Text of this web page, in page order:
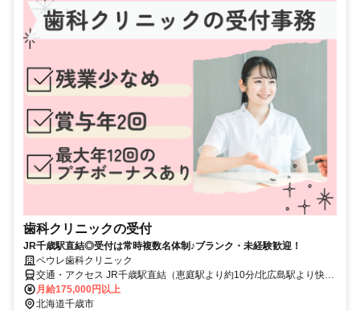
歯科クリニックの受付
JR千歳駅直結◎受付は常時複数名体制♪ブランク・未経験歓迎！
ペウレ歯科クリニック
交通・アクセス JR千歳駅直結（恵庭駅より約10分/北広島駅より快速
で約15分/札幌駅より快速で約30分/追分駅より約20分）
月給175,000円以上
北海道千歳市